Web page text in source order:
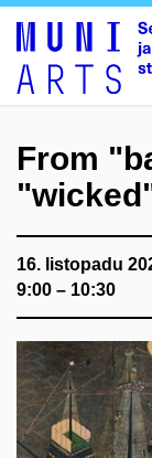
From
16. listopadu
9:00 – 10:30